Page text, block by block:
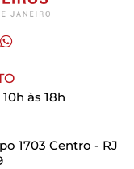
às 18h
1703 Centro - RJ